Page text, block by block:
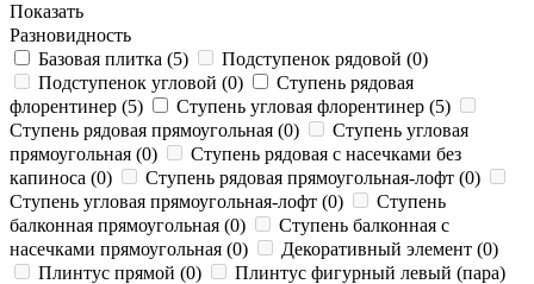
Показать
Разновидность
Базовая плитка (5) Подступенок рядовой (0)
Подступенок угловой (0)
Ступень рядовая
флорентинер (5) Ступень угловая флорентинер (5)
Ступень рядовая прямоугольная (0)
Ступень угловая
прямоугольная (0)
Ступень рядовая с насечками без
капиноса (0) Ступень рядовая прямоугольная-лофт (0)
Ступень угловая прямоугольная-лофт (0)
Ступень
балконная прямоугольная (0)
Ступень балконная с
насечками прямоугольная (0) Декоративный элемент (0)
Плинтус прямой (0)
Плинтус фигурный левый (пара)